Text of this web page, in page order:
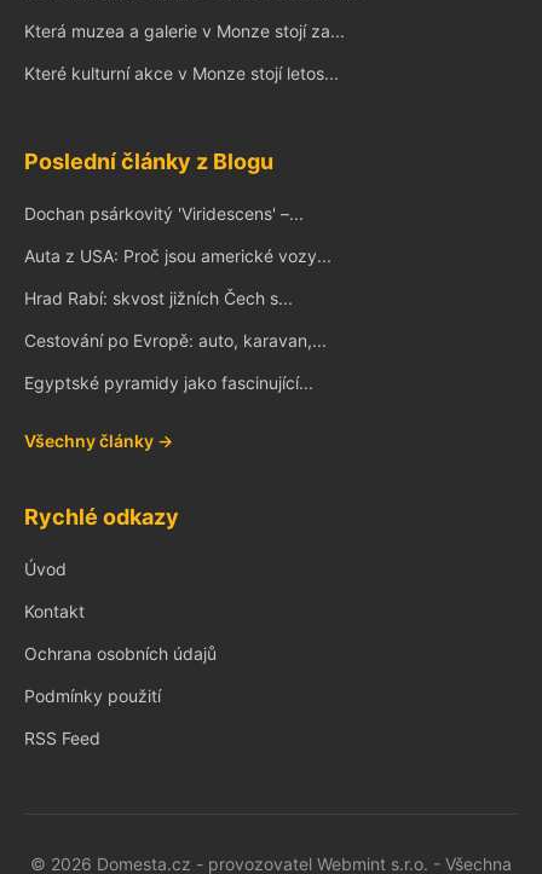
Která muzea a galerie v Monze stojí za...
Které kulturní akce v Monze stojí letos...
Poslední články z Blogu
Dochan psárkovitý 'Viridescens' –...
Auta z USA: Proč jsou americké vozy...
Hrad Rabí: skvost jižních Čech s...
Cestování po Evropě: auto, karavan,...
Egyptské pyramidy jako fascinující...
Všechny články →
Rychlé odkazy
Úvod
Kontakt
Ochrana osobních údajů
Podmínky použití
RSS Feed
© 2026 Domesta.cz - provozovatel Webmint s.r.o. - Všechna